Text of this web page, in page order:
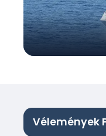
Vélemények